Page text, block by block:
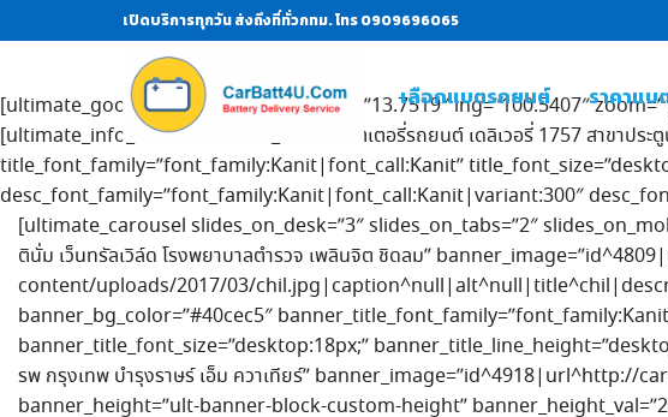
เปิดบริการทุกวัน ส่งถึงที่ทั่วกทม. โทร 0909696065
เลือกแบตรถยนต์ ราคาแบ
[ultimate_google_map height=”350″ lat=”13.7519″ lng=”100.5407″
[ultimate_info_banner banner_title=”แบตเตอรี่รถยนต์ เดลิเวอรี่ 1757 สาขาประ
title_font_family=”font_family:Kanit|font_call:Kanit”
desc_font_family=”font_family:Kanit|font_call:Kanit|variant:300″
[ultimate_carousel slides_on_desk=”3″ slides_on_tabs=”2″
ตินั่ม เว็นทรัลเวิล์ด โรงพยาบาลตำรวจ เพลินจิต ชิดลม”
content/uploads/2017/03/
banner_bg_color=”#40cec5″
banner_title_font_size=”desktop:18px;”
รพ กรุงเทพ บำรุงราษร์ เอ็ม ควาเทียร์”
banner_height=”ult-banner-block-custom-height”